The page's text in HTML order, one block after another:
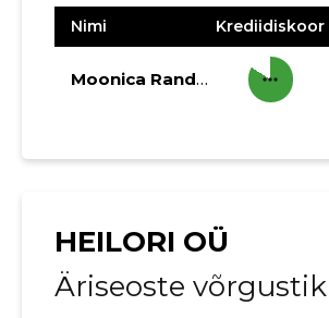
Nimi Krediidiskoor
Moonica Randmaa more_horiz
HEILORI OÜ
Äriseoste võrgustik